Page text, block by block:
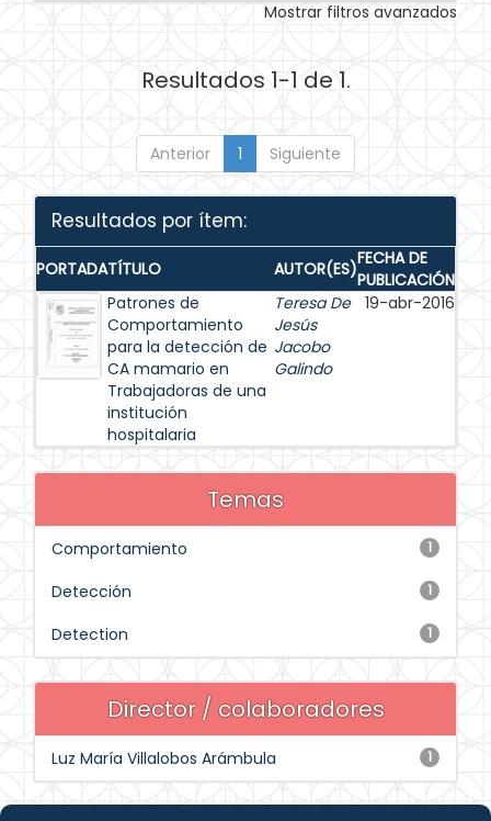
Mostrar filtros avanzados
Resultados 1-1 de 1.
Anterior 1 Siguiente
Resultados por ítem:
PORTADATÍTULO AUTOR(ES)FECHA DE
PUBLICACIÓN
Patrones de
Comportamiento
para la detección de
CA mamario en
Trabajadoras de una
institución
hospitalaria
Teresa De
Jesús
Jacobo
Galindo
19-abr-2016
Temas
1
Comportamiento
1
Detección
1
Detection
Director / colaboradores
1
Luz María Villalobos Arámbula